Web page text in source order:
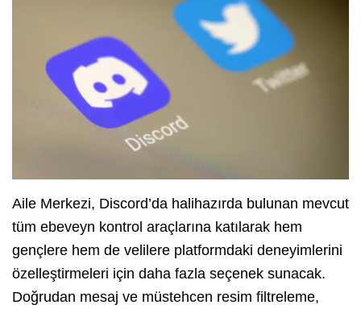
Aile Merkezi, Discord’da halihazırda bulunan mevcut
tüm ebeveyn kontrol araçlarına katılarak hem
gençlere hem de velilere platformdaki deneyimlerini
özelleştirmeleri için daha fazla seçenek sunacak.
Doğrudan mesaj ve müstehcen resim filtreleme,